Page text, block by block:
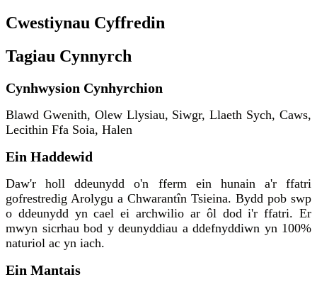
Cwestiynau Cyffredin
Tagiau Cynnyrch
Cynhwysion Cynhyrchion
Blawd Gwenith, Olew Llysiau, Siwgr, Llaeth Sych, Caws,
Lecithin Ffa Soia, Halen
Ein Haddewid
Daw'r holl ddeunydd o'n fferm ein hunain a'r ffatri
gofrestredig Arolygu a Chwarantîn Tsieina. Bydd pob swp
o ddeunydd yn cael ei archwilio ar ôl dod i'r ffatri. Er
mwyn sicrhau bod y deunyddiau a ddefnyddiwn yn 100%
naturiol ac yn iach.
Ein Mantais